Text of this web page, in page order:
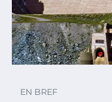
EN BREF